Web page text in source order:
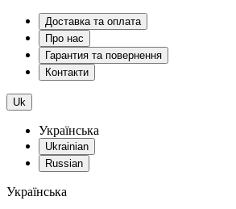
Доставка та оплата
Про нас
Гарантия та повернення
Контакти
Uk
Українська
Ukrainian
Russian
Українська